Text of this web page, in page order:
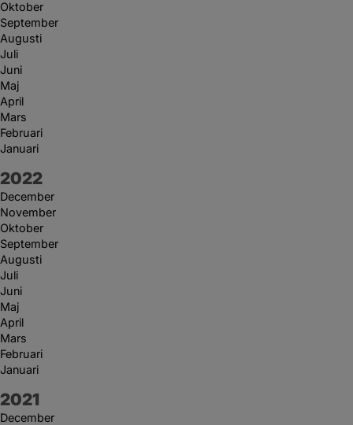
Oktober
September
Augusti
Juli
Juni
Maj
April
Mars
Februari
Januari
År:
2022
December
November
Oktober
September
Augusti
Juli
Juni
Maj
April
Mars
Februari
Januari
År:
2021
December